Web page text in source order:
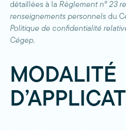
détaillées à la Règlement nº 23
renseignements personnels du
Politique de confidentialité
Cégep.
MODALITÉ